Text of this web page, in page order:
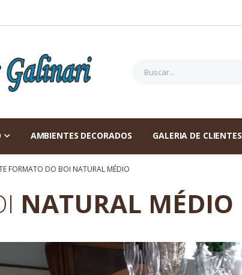
AMBIENTES DECORADOS GALERIA DE CLIENTES
FORMATO DO BOI NATURAL MÉDIO
NATURAL MÉDIO